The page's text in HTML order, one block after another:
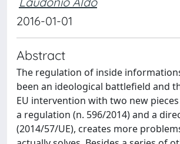
2016-01-01
Abstract
The regulation of inside
been an ideological battlefield and
EU intervention with two new
a regulation (n. 596/2014) and a
(2014/57/UE), creates more